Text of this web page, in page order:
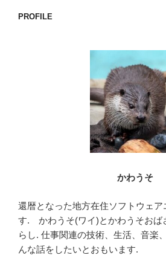
ン
PROFILE
かわうそ
還暦となった地方在住ソフトウェ
す. かわうそ(ワイ)とかわうそおば
らし. 仕事関連の技術、生活、音楽
んな話をしたいとおもいます.